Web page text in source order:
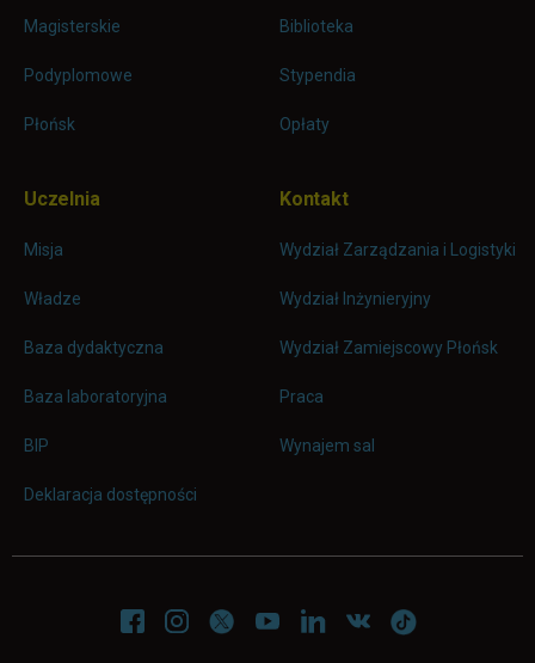
Magisterskie
Podyplomowe
Płońsk
Biblioteka
Stypendia
Opłaty
Uczelnia
Misja
Władze
Baza dydaktyczna
Baza laboratoryjna
BIP
Deklaracja dostępności
Kontakt
Wydział Zarządzania i Logistyki
Wydział Inżynieryjny
Wydział Zamiejscowy Płońsk
Praca
Wynajem sal